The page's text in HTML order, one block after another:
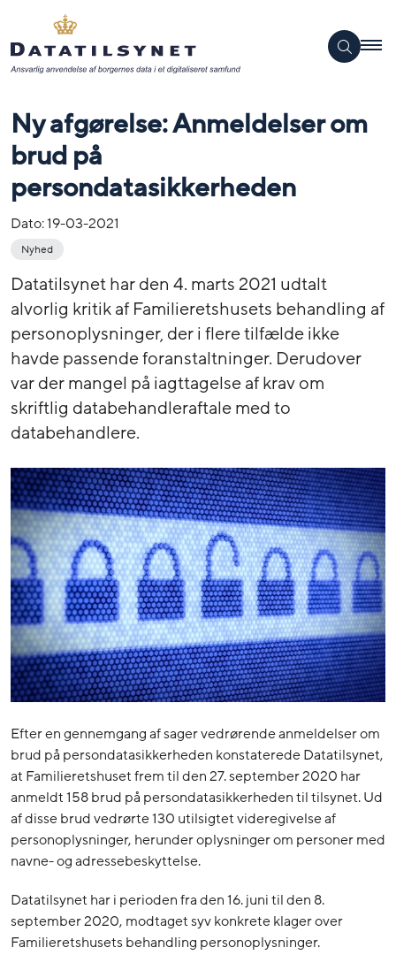
Ny afgørelse: Anmeldelser om
brud på
persondatasikkerheden
Dato:19-03-2021
Nyhed
Datatilsynet har den 4. marts 2021 udtalt
alvorlig kritik af Familieretshusets behandling af
personoplysninger, der i flere tilfælde ikke
havde passende foranstaltninger. Derudover
var der mangel på iagttagelse af krav om
skriftlig databehandleraftale med to
databehandlere.
Efter en gennemgang af sager vedrørende anmeldelser om
brud på persondatasikkerheden konstaterede Datatilsynet,
at Familieretshuset frem til den 27. september 2020 har
anmeldt 158 brud på persondatasikkerheden til tilsynet. Ud
af disse brud vedrørte 130 utilsigtet videregivelse af
personoplysninger, herunder oplysninger om personer med
navne- og adressebeskyttelse.
Datatilsynet har i perioden fra den 16. juni til den 8.
september 2020, modtaget syv konkrete klager over
Familieretshusets behandling personoplysninger.